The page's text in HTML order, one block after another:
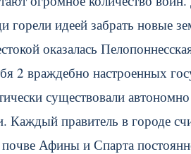
горели идеей забрать новые
оказалась
2 враждебно настроенных
существовали
Каждый правитель в городе
Афины и Спарта